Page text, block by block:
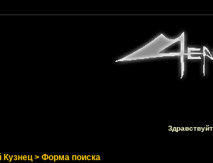
> Форма поиска